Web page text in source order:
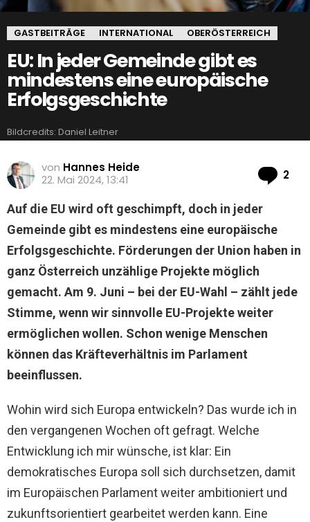
GASTBEITRÄGE INTERNATIONAL OBERÖSTERREICH
EU: In jeder Gemeinde gibt es
mindestens eine europäische
Erfolgsgeschichte
Bildcredits: Daniel Leitner
von Hannes Heide
22. Mai 2024, 13:41
2
Auf die EU wird oft geschimpft, doch in jeder
Gemeinde gibt es mindestens eine europäische
Erfolgsgeschichte. Förderungen der Union haben in
ganz Österreich unzählige Projekte möglich
gemacht. Am 9. Juni – bei der EU-Wahl – zählt jede
Stimme, wenn wir sinnvolle EU-Projekte weiter
ermöglichen wollen. Schon wenige Menschen
können das Kräfteverhältnis im Parlament
beeinflussen.
Wohin wird sich Europa entwickeln? Das wurde ich in
den vergangenen Wochen oft gefragt. Welche
Entwicklung ich mir wünsche, ist klar: Ein
demokratisches Europa soll sich durchsetzen, damit
im Europäischen Parlament weiter ambitioniert und
zukunftsorientiert gearbeitet werden kann. Eine